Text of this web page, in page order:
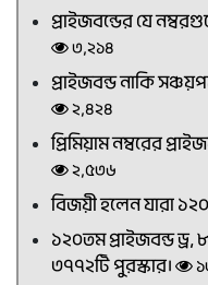
প্রাইজবন্ডের যে
৩,২১৪
প্রাইজবন্ড নাকি
২,৪২৪
প্রিমিয়াম নম্বরের
২,৫৩৬
বিজয়ী হলেন যারা
১২০তম প্রাইজবন্ড ড্র,
৩৭৭২টি পুরস্কার।